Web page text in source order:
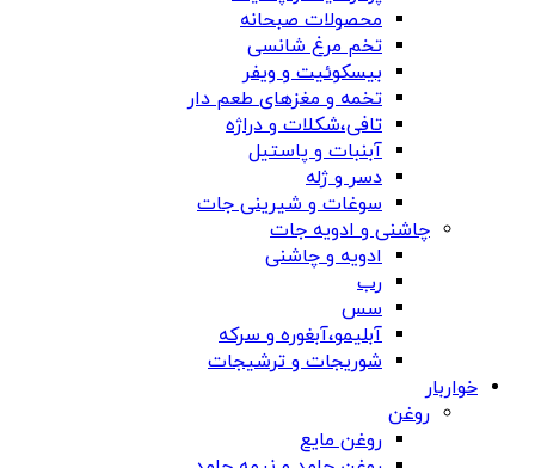
محصولات صبحانه
تخم مرغ شانسی
بیسکوئیت و ویفر
تخمه و مغزهای طعم دار
تافی،شکلات و دراژه
آبنبات و پاستیل
دسر و ژله
سوغات و شیرینی جات
چاشنی و ادویه جات
ادویه و چاشنی
رب
سس
آبلیمو،آبغوره و سرکه
شوریجات و ترشیجات
خواربار
روغن
روغن مایع